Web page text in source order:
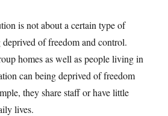
is not about a certain type of
of freedom and control.
homes as well as people living in
can being deprived of freedom
they share staff or have little
lives.